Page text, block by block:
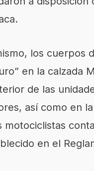
los cuerpos
en la calzada
de las
así como en
motociclistas
en el